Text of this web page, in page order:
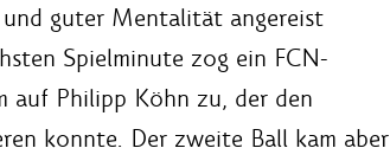
guter Mentalität angereist
Spielminute zog ein FCN-
auf Philipp Köhn zu, der den
konnte. Der zweite Ball kam aber